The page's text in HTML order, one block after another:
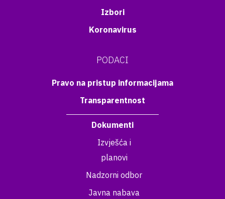
Izbori
Koronavirus
PODACI
Pravo na pristup informacijama
Transparentnost
Dokumenti
Izvješća i
planovi
Nadzorni odbor
Javna nabava